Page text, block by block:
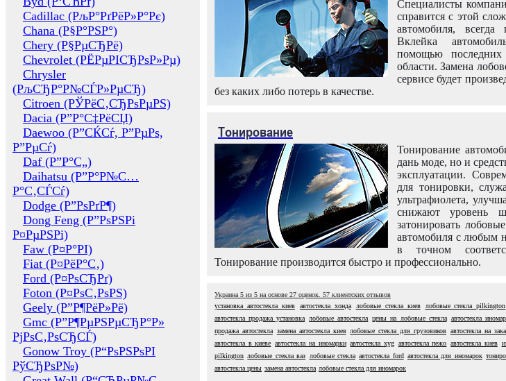
Cadillac (РљР°РґРёР»Р°Рє)
Chana (Р§Р°РЅР°)
Chery (Р§РµСЂРё)
Chevrolet (РЁРµРІСЂРѕР»Рµ)
Chrysler
(РљСЂР°Р№СЃР»РµСЂ)
Citroen (РЎРёС‚СЂРѕРµРЅ)
Dacia (Р”Р°С‡РёСЏ)
Daewoo (Р”СЌСѓ, Р”РµРѕ,
Р”РµСѓ)
Daf (Р”Р°С„)
Daihatsu (Р”Р°Р№С…
Р°С‚СЃСѓ)
Dodge (Р”РѕРґР¶)
Dong Feng (Р”РѕРЅРі
Р¤РµРЅРі)
Faw (Р¤Р°РІ)
Fiat (Р¤РёР°С‚)
Ford (Р¤РѕСЂРґ)
Foton (Р¤РѕС‚РѕРЅ)
Geely (Р”Р¶РёР»Рё)
Gmc (Р”Р¶РµРЅРµСЂР°Р»
РјРѕС‚РѕСЂСЃ)
Gonow Troy (Р“РѕРЅРѕРІ
РўСЂРѕР№)
Специалисты
справится с этой
автомобиля, всегда
Вклейка
помощью
области. Замена
сервисе будет
без каких либо потерь в качестве.
Тонирование
Тонирование
дань моде, но и
эксплуатации.
для тонировки,
ультрафиолета,
снижают уровень
затонировать
автомобиля с любым
в точном
Тонирование производится быстро и профессионально.
Украина 5 из 5 на основе 27 оценок. 57 клиентских отзывов
установка автостекла киев
автостекла хонда лобовые стекла киев лобовые стекла pilkington
автостекла продажа установка
лобовые автостекла цены на лобовые стекла автостекла
продажа автостекла замена автостекла киев лобовые стекла для грузовиков автостекла на
автостекла в киеве автостекла на иномарки автостекла xyg автостекла пежо автостекла киев
pilkington лобовые стекла ваз лобовые стекла автостекла ford автостекла для иномарок
автостекла цены замена автостекла лобовые стекла для иномарок